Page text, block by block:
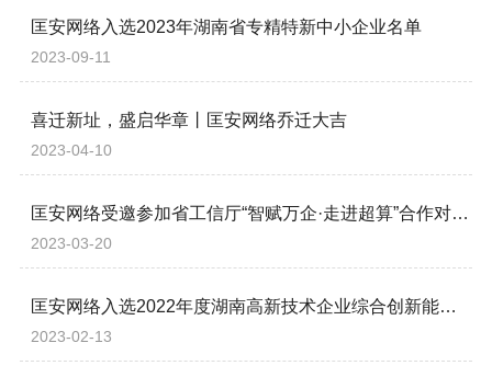
匡安网络入选2023年湖南省专精特新中小企业名单
2023-09-11
喜迁新址，盛启华章丨匡安网络乔迁大吉
2023-04-10
匡安网络受邀参加省工信厅“智赋万企·走进超算”合作对接会
2023-03-20
匡安网络入选2022年度湖南高新技术企业综合创新能力100强
2023-02-13